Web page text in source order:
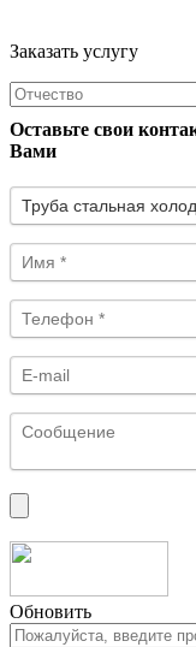
Заказать услугу
Оставьте свои
Вами
Обновить